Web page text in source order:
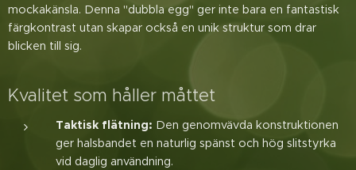
mockakänsla. Denna "dubbla egg" ger inte bara en fantastisk
färgkontrast utan skapar också en unik struktur som drar
blicken till sig.
Kvalitet som håller måttet
Taktisk flätning: Den genomvävda konstruktionen
ger halsbandet en naturlig spänst och hög slitstyrka
vid daglig användning.